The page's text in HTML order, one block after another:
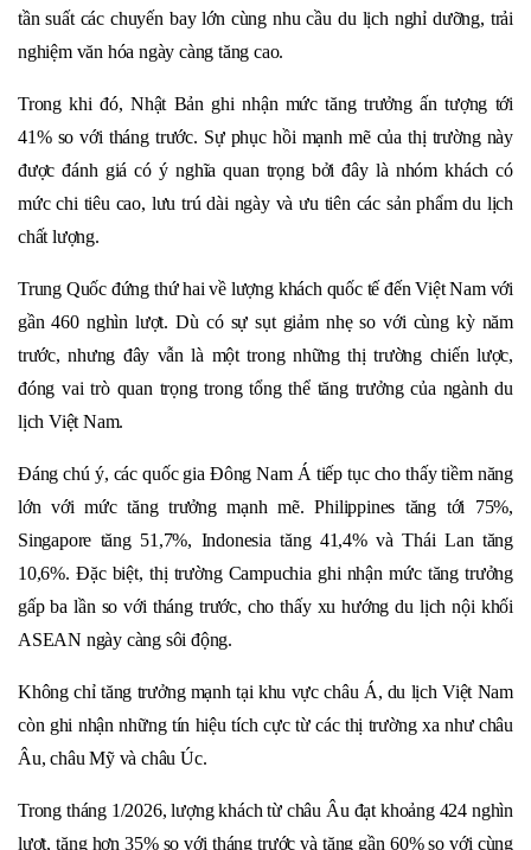
tần suất các chuyến bay lớn cùng nhu cầu du lịch nghỉ dưỡng, trải
nghiệm văn hóa ngày càng tăng cao.
Trong khi đó, Nhật Bản ghi nhận mức tăng trưởng ấn tượng tới
41% so với tháng trước. Sự phục hồi mạnh mẽ của thị trường này
được đánh giá có ý nghĩa quan trọng bởi đây là nhóm khách có
mức chi tiêu cao, lưu trú dài ngày và ưu tiên các sản phẩm du lịch
chất lượng.
Trung Quốc đứng thứ hai về lượng khách quốc tế đến Việt Nam với
gần 460 nghìn lượt. Dù có sự sụt giảm nhẹ so với cùng kỳ năm
trước, nhưng đây vẫn là một trong những thị trường chiến lược,
đóng vai trò quan trọng trong tổng thể tăng trưởng của ngành du
lịch Việt Nam.
Đáng chú ý, các quốc gia Đông Nam Á tiếp tục cho thấy tiềm năng
lớn với mức tăng trưởng mạnh mẽ. Philippines tăng tới 75%,
Singapore tăng 51,7%, Indonesia tăng 41,4% và Thái Lan tăng
10,6%. Đặc biệt, thị trường Campuchia ghi nhận mức tăng trưởng
gấp ba lần so với tháng trước, cho thấy xu hướng du lịch nội khối
ASEAN ngày càng sôi động.
Không chỉ tăng trưởng mạnh tại khu vực châu Á, du lịch Việt Nam
còn ghi nhận những tín hiệu tích cực từ các thị trường xa như châu
Âu, châu Mỹ và châu Úc.
Trong tháng 1/2026, lượng khách từ châu Âu đạt khoảng 424 nghìn
lượt, tăng hơn 35% so với tháng trước và tăng gần 60% so với cùng